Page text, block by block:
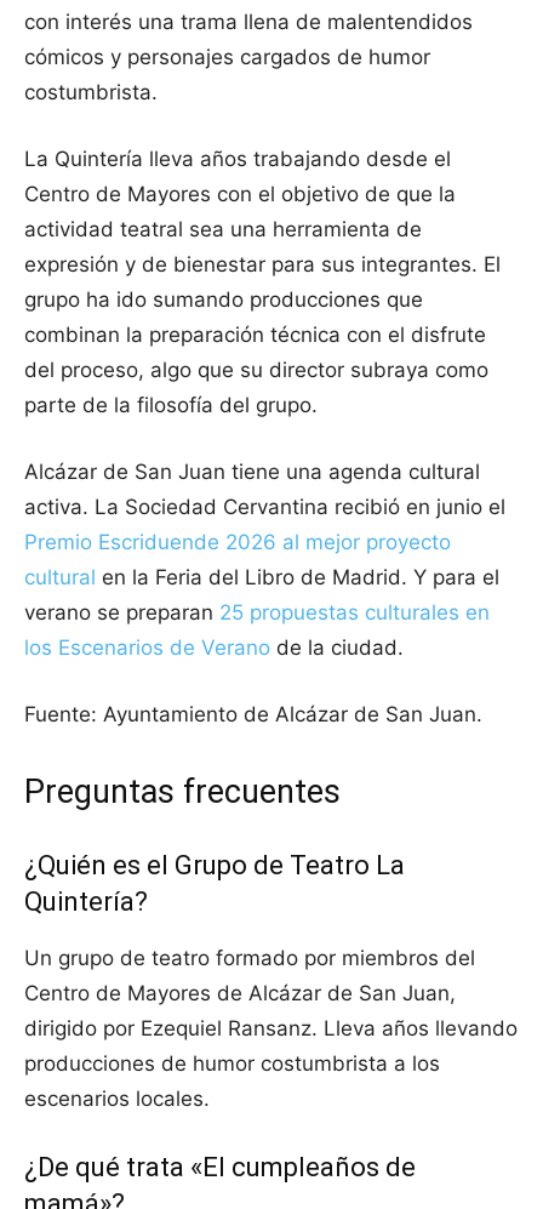
con interés una trama llena de malentendidos
cómicos y personajes cargados de humor
costumbrista.
La Quintería lleva años trabajando desde el
Centro de Mayores con el objetivo de que la
actividad teatral sea una herramienta de
expresión y de bienestar para sus integrantes. El
grupo ha ido sumando producciones que
combinan la preparación técnica con el disfrute
del proceso, algo que su director subraya como
parte de la filosofía del grupo.
Alcázar de San Juan tiene una agenda cultural
activa. La Sociedad Cervantina recibió en junio el
Premio Escriduende 2026 al mejor proyecto
cultural en la Feria del Libro de Madrid. Y para el
verano se preparan 25 propuestas culturales en
los Escenarios de Verano de la ciudad.
Fuente: Ayuntamiento de Alcázar de San Juan.
Preguntas frecuentes
¿Quién es el Grupo de Teatro La
Quintería?
Un grupo de teatro formado por miembros del
Centro de Mayores de Alcázar de San Juan,
dirigido por Ezequiel Ransanz. Lleva años llevando
producciones de humor costumbrista a los
escenarios locales.
¿De qué trata «El cumpleaños de